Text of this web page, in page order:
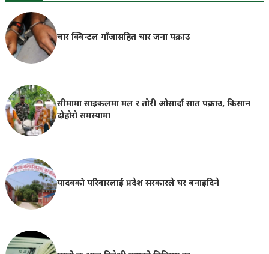
चार क्विन्टल गाँजासहित चार जना पक्राउ
सीमामा साइकलमा मल र तोरी ओसार्दा सात पक्राउ, किसान
दोहोरो समस्यामा
यादवको परिवारलाई प्रदेश सरकारले घर बनाइदिने